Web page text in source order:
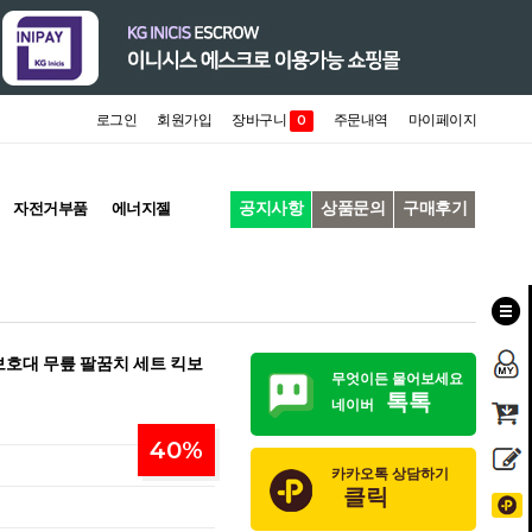
로그인 회원가입 장바구니 0 주문내역 마이페이지
자전거부품 에너지젤 공지사항 상품문의 구매후기
대 무릎 팔꿈치 세트 킥보
40%
무엇이든 물어보세요
네이버
톡톡
카카오톡 상담하기
클릭